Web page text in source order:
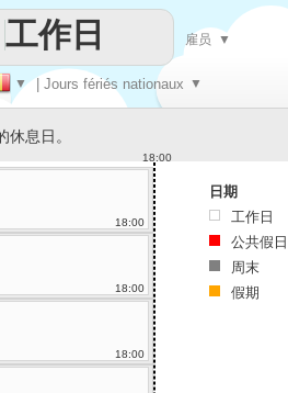
一天
▼ | Jours fériés nationaux ▼
工作日 雇员 ▼
息日。
18:00
18:00
18:00
18:00
日期
工作日
公共假日
周末
假期